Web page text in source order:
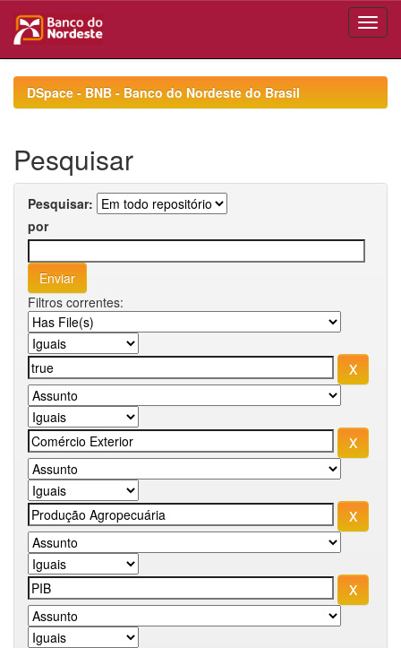
navigationDSpace - BNB - Banco do Nordeste do Brasil
Pesquisar
Pesquisar:
por
Filtros correntes: